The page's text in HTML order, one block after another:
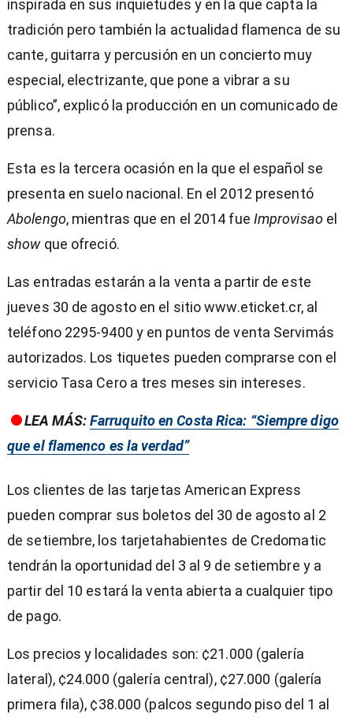
inspirada en sus inquietudes y en la que capta la
tradición pero también la actualidad flamenca de su
cante, guitarra y percusión en un concierto muy
especial, electrizante, que pone a vibrar a su
público”, explicó la producción en un comunicado de
prensa.
Esta es la tercera ocasión en la que el español se
presenta en suelo nacional. En el 2012 presentó
Abolengo, mientras que en el 2014 fue Improvisao el
show que ofreció.
Las entradas estarán a la venta a partir de este
jueves 30 de agosto en el sitio www.eticket.cr, al
teléfono 2295-9400 y en puntos de venta Servimás
autorizados. Los tiquetes pueden comprarse con el
servicio Tasa Cero a tres meses sin intereses.
LEA MÁS:Farruquito en Costa Rica: “Siempre digo
que el flamenco es la verdad”
Los clientes de las tarjetas American Express
pueden comprar sus boletos del 30 de agosto al 2
de setiembre, los tarjetahabientes de Credomatic
tendrán la oportunidad del 3 al 9 de setiembre y a
partir del 10 estará la venta abierta a cualquier tipo
de pago.
Los precios y localidades son: ¢21.000 (galería
lateral), ¢24.000 (galería central), ¢27.000 (galería
primera fila), ¢38.000 (palcos segundo piso del 1 al